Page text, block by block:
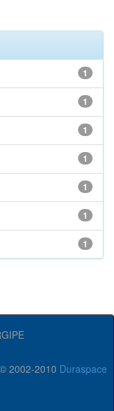
1
1
1
1
1
1
1
2002-2010 Duraspace